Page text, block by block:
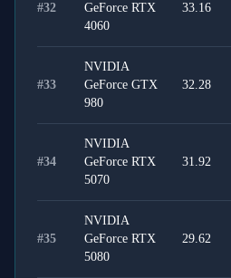
#32
GeForce RTX
4060
33.16
#33
NVIDIA
GeForce GTX
980
32.28
#34
NVIDIA
GeForce RTX
5070
31.92
#35
NVIDIA
GeForce RTX
5080
29.62